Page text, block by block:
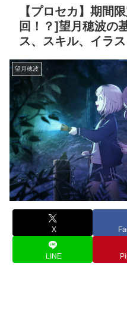
【プロセカ】期間
回！？]望月穂波の
ス、スキル、イラ
望月穂波
X
LINE